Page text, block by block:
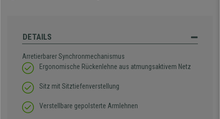
DETAILS
Arretierbarer Synchronmechanismus
Ergonomische Rückenlehne aus atmungsaktivem Netz
Sitz mit Sitztiefenverstellung
Verstellbare gepolsterte Armlehnen